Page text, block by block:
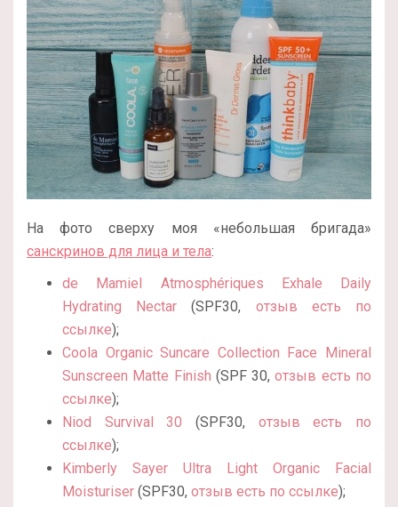
На фото сверху моя «небольшая бригада»
санскринов для лица и тела:
de Mamiel Atmosphériques Exhale Daily
Hydrating Nectar (SPF30, отзыв есть по
ссылке);
Coola Organic Suncare Collection Face Mineral
Sunscreen Matte Finish (SPF 30,отзыв есть по
ссылке);
Niod Survival 30 (SPF30, отзыв есть по
ссылке);
Kimberly Sayer Ultra Light Organic Facial
Moisturiser (SPF30, отзыв есть по ссылке);